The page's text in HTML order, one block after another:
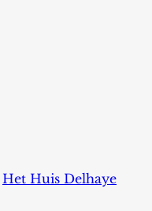
Het Huis Delhaye